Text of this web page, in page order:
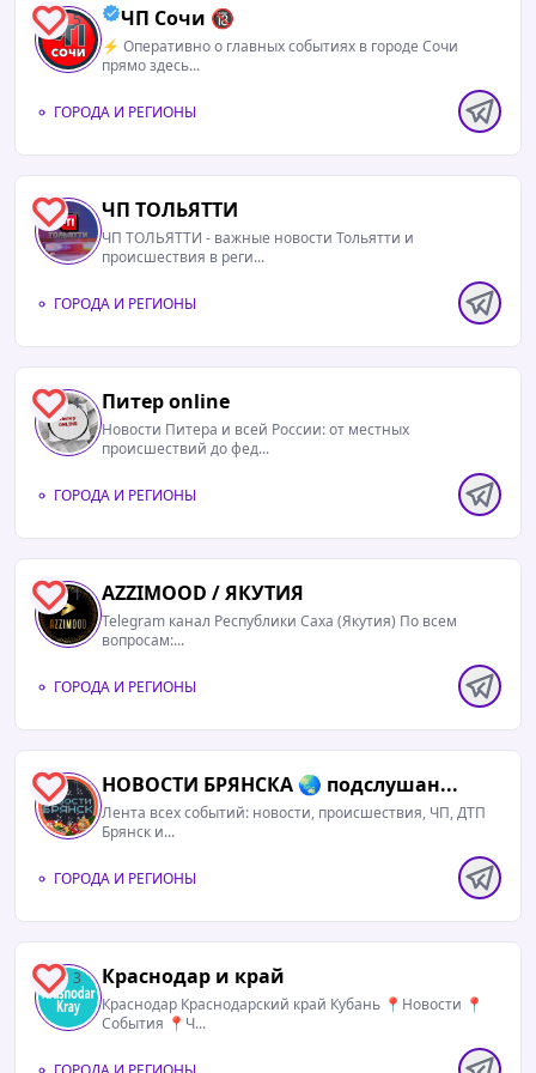
09.08.2026 / 06:08
«Молоко здесь почти никто не видит». Как
делают продукты, которые вы покупаете
каждый день: репортаж с фотоПроследили путь
молока от первой пробы до герметичного
пакетаhttps://ya62.ru/s/id-7216074-tg/...
Врач предупредил о смертельной опасности
на даче: что нельзя делать в саду
В зоне риска даже с виду здоровые люди
https://ya62.ru/s/id-7217702-tg/
▪️Мы в МАКС:https://max.ru/ya62ru
5 ЧП Сочи 🔞
⚡️ Оперативно о главных событиях в городе Сочи
прямо здесь...
ГОРОДА И РЕГИОНЫ
4 ЧП ТОЛЬЯТТИ
ЧП ТОЛЬЯТТИ - важные новости Тольятти и
происшествия в реги...
ГОРОДА И РЕГИОНЫ
1 Питер online
Новости Питера и всей России: от местных
происшествий до фед...
ГОРОДА И РЕГИОНЫ
1 AZZIMOOD / ЯКУТИЯ
Telegram канал Республики Саха (Якутия) По всем
вопросам:...
ГОРОДА И РЕГИОНЫ
1 НОВОСТИ БРЯНСКА 🌏 подслушан...
Лента всех событий: новости, происшествия, ЧП, ДТП
Брянск и...
ГОРОДА И РЕГИОНЫ
3 Краснодар и край
Краснодар Краснодарский край Кубань 📍Новости 📍
События 📍Ч...